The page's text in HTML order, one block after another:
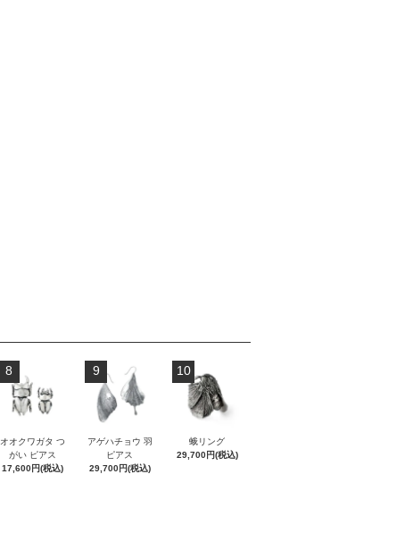
8
オオクワガタ つ
がい ピアス
17,600円(税込)
9
アゲハチョウ 羽
ピアス
29,700円(税込)
10
蛾リング
29,700円(税込)